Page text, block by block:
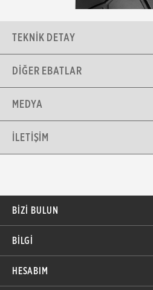
TEKNIK DETAY
DIĞER EBATLAR
MEDYA
İLETIŞIM
BIZI BULUN
bilgi@motolastik.com
BİLGİ
HESABIM